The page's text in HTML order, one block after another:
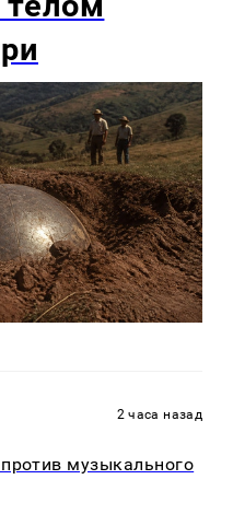
2 часа назад
музыкального